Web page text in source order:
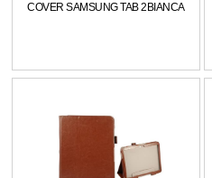
COVER SAMSUNG TAB 2BIANCA